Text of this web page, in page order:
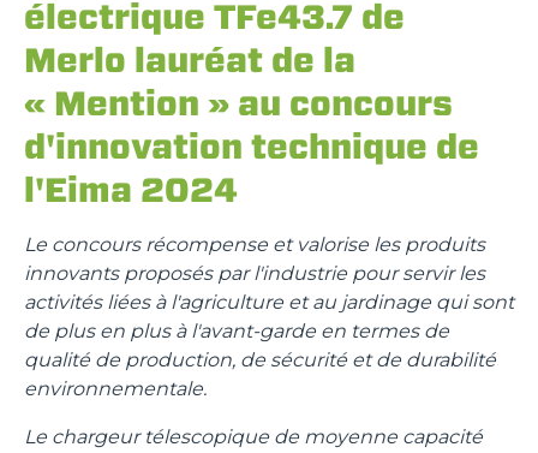
électrique TFe43.7 de
Merlo lauréat de la
« Mention » au concours
d'innovation technique de
l'Eima 2024
Le concours récompense et valorise les produits
innovants proposés par l'industrie pour servir les
activités liées à l'agriculture et au jardinage qui sont
de plus en plus à l'avant-garde en termes de
qualité de production, de sécurité et de durabilité
environnementale.
Le chargeur télescopique de moyenne capacité